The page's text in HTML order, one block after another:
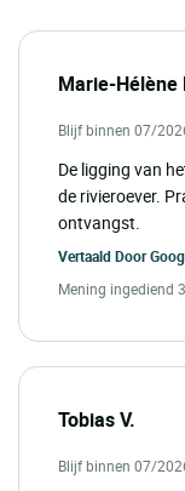
Marie-Hélène
Blijf binnen 07/
De ligging van
de rivieroever.
ontvangst.
Vertaald Door
Mening ingediend
Tobias V.
Blijf binnen 07/